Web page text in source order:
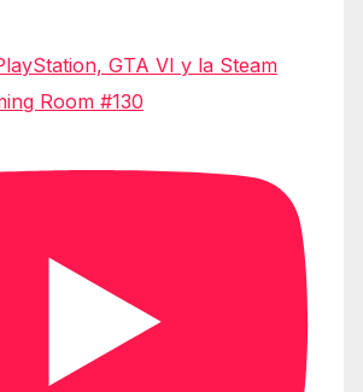
GTA VI y la Steam
Room #130